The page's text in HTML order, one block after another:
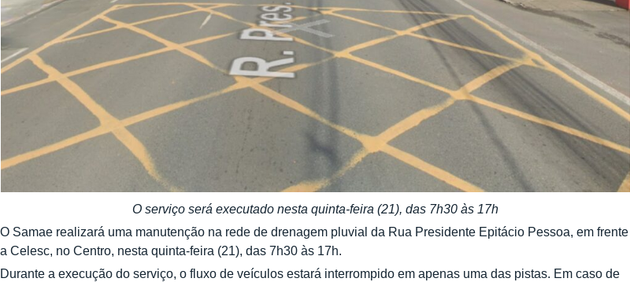
O serviço será executado nesta quinta-feira (21), das 7h30 às 17h
O Samae realizará uma manutenção na rede de drenagem pluvial da Rua Presidente Epitácio Pessoa, em frente
a Celesc, no Centro, nesta quinta-feira (21), das 7h30 às 17h.
Durante a execução do serviço, o fluxo de veículos estará interrompido em apenas uma das pistas. Em caso de